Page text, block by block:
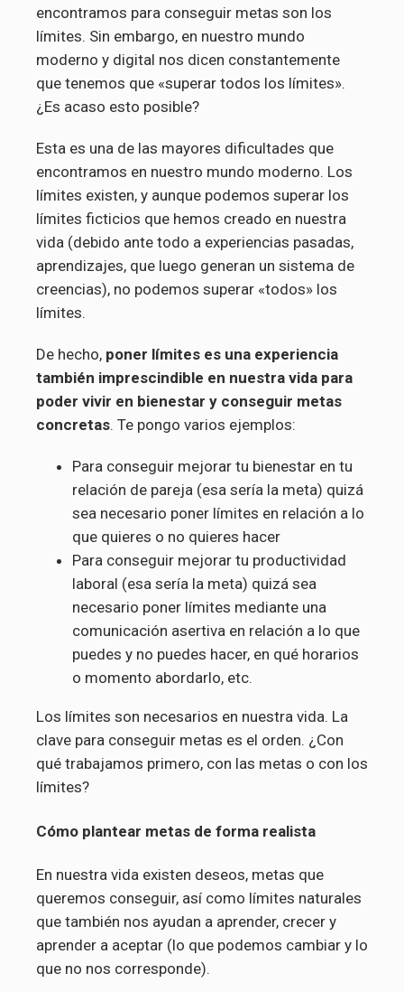
encontramos para conseguir metas son los
límites. Sin embargo, en nuestro mundo
moderno y digital nos dicen constantemente
que tenemos que «superar todos los límites».
¿Es acaso esto posible?
Esta es una de las mayores dificultades que
encontramos en nuestro mundo moderno. Los
límites existen, y aunque podemos superar los
límites ficticios que hemos creado en nuestra
vida (debido ante todo a experiencias pasadas,
aprendizajes, que luego generan un sistema de
creencias), no podemos superar «todos» los
límites.
De hecho, poner límites es una experiencia
también imprescindible en nuestra vida para
poder vivir en bienestar y conseguir metas
concretas. Te pongo varios ejemplos:
Para conseguir mejorar tu bienestar en tu
relación de pareja (esa sería la meta) quizá
sea necesario poner límites en relación a lo
que quieres o no quieres hacer
Para conseguir mejorar tu productividad
laboral (esa sería la meta) quizá sea
necesario poner límites mediante una
comunicación asertiva en relación a lo que
puedes y no puedes hacer, en qué horarios
o momento abordarlo, etc.
Los límites son necesarios en nuestra vida. La
clave para conseguir metas es el orden. ¿Con
qué trabajamos primero, con las metas o con los
límites?
Cómo plantear metas de forma realista
En nuestra vida existen deseos, metas que
queremos conseguir, así como límites naturales
que también nos ayudan a aprender, crecer y
aprender a aceptar (lo que podemos cambiar y lo
que no nos corresponde).